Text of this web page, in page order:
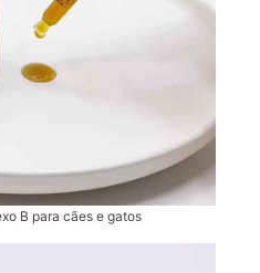
B para cães e gatos